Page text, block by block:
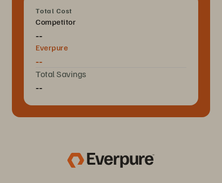
Total Cost
Competitor
--
Everpure
--
Total Savings
--